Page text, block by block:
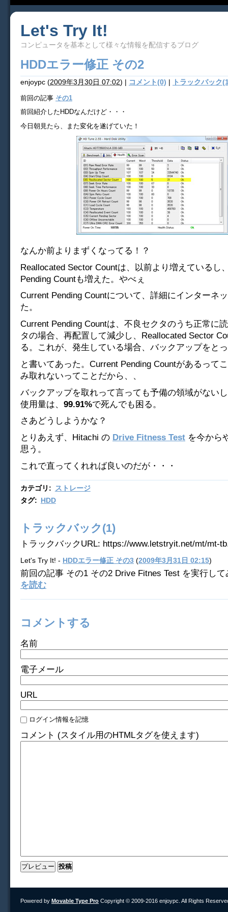
Let's Try It!
コンピュータを基本として様々な情報を配信するブログ
HDDエラー修正 その2
enjoypc (2009年3月30日 07:02) | コメント(0) | トラックバック
前回の記事 その1
前回紹介したHDDなんだけど・・・
今日朝見たら、また変化を遂げていた！
なんか前よりまずくなってる！？
Reallocated Sector Countは、以前より増えているし
Pending Countも増えた。やべぇ
Current Pending Countについて、詳細にインターネ
た。
Current Pending Countは、不良セクタのうち正常に
タの場合、再配置して減少し、Reallocated Sector
る。これが、発生している場合、バックアップをと
と書いてあった。Current Pending Countがあるって
み取れないってことだから、、
バックアップを取れって言っても予備の領域がない
使用量は、 99.91%で死んでも困る。
さあどうしようかな？
とりあえず、Hitachi の Drive Fitness Test を今から
思う。
これで直ってくれれば良いのだが・・・
カテゴリ :
ストレージ
タグ: HDD
トラックバック(1)
トラックバックURL: https://www.letstryit.net/mt/mt-
Let's Try It! - HDDエラー修正 その3 (2009年3月31日 02:15)
前回の記事 その1 その2 Drive Fitnes Test を実行し
を読む
コメントする
名前
電子メール
URL
ログイン情報を記憶
コメント (スタイル用のHTMLタグを使えます)
Powered by Movable Type Pro Copyright © 2009-2016 enjoypc. All Rights